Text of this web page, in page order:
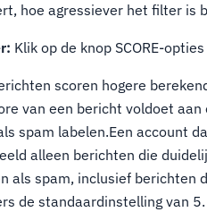
hoe agressiever het filter is
Klik op de knop SCORE-
scoren hogere
van een bericht voldoet
spam labelen.Een account
alleen berichten die
als spam, inclusief berichten
de standaardinstelling van